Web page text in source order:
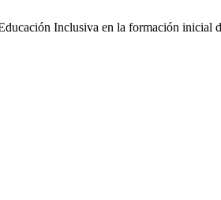
Inclusiva en la formación inicial